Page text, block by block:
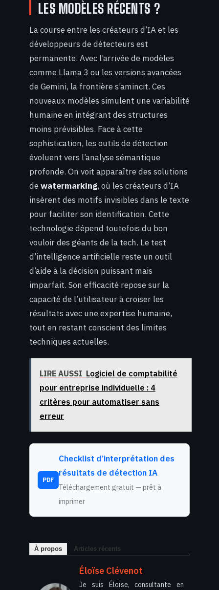
LES MODÈLES RÉCENTS ?
La course entre les créateurs d’IA et les
développeurs de détecteurs est
permanente. Avec l’arrivée de modèles
comme Llama 3 ou les versions avancées
de Gemini, la frontière s’amincit. Ces
nouveaux modèles simulent une variabilité
humaine en intégrant des structures
moins prévisibles. Face à cette
sophistication, les outils de détection
évoluent vers l’analyse sémantique
profonde. On voit apparaître des solutions
dewatermarking, où les créateurs d’IA
insèrent des motifs invisibles dans le texte
pour faciliter son identification. Cette
technologie dépend toutefois du bon
vouloir des géants de la tech. Le test
d’intelligence artificielle reste un outil
d’aide à la décision puissant mais
imparfait. Son efficacité repose sur la
capacité de l’utilisateur à croiser les
résultats avec une expertise humaine,
tout en restant conscient des limites
techniques actuelles.
LIRE AUSSI Logiciel de comptabilité
pour entreprise individuelle : 4
critères pour automatiser sans
erreur
PDF
Checklist d’interprétation des
résultats de détection IA
Téléchargement gratuit — prêt à
imprimer
À propos Articles récents
Éloïse Clévenot
Je suis Éloïse, consultante en